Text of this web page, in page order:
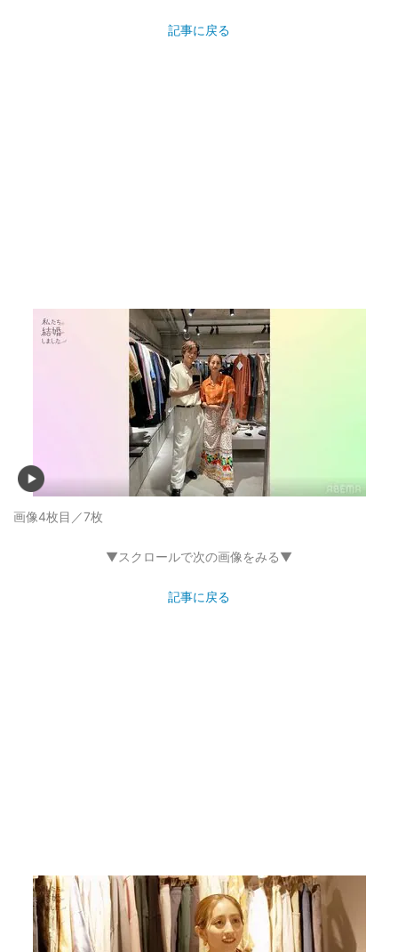
記事に戻る
画像4枚目／7枚
▼スクロールで次の画像をみる▼
記事に戻る